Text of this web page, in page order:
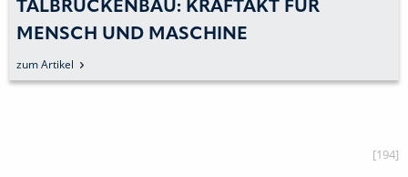
TALBRÜCKENBAU: KRAFTAKT FÜR
MENSCH UND MASCHINE
zum Artikel
[194]